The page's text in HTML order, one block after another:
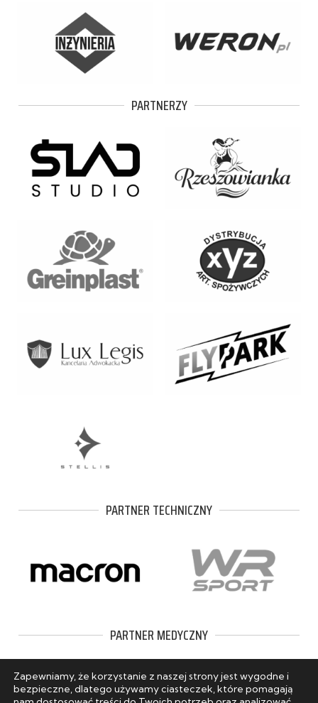
PARTNERZY
PARTNER TECHNICZNY
PARTNER MEDYCZNY
Zapewniamy, że korzystanie z naszej strony jest wygodne i
bezpieczne, dlatego używamy ciasteczek, które pomagają